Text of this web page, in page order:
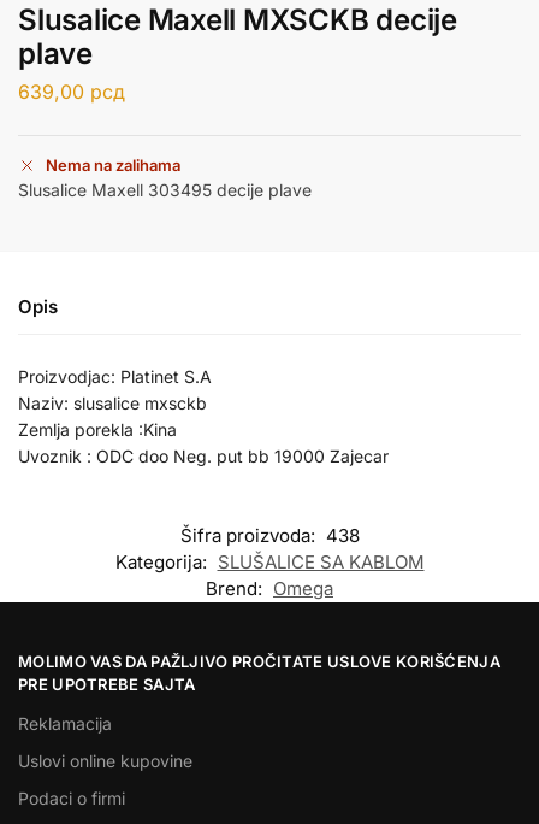
Slusalice Maxell MXSCKB decije
plave
639,00 рсд
Nema na zalihama
Slusalice Maxell 303495 decije plave
Opis
Proizvodjac: Platinet S.A
Naziv: slusalice mxsckb
Zemlja porekla :Kina
Uvoznik : ODC doo Neg. put bb 19000 Zajecar
Šifra proizvoda: 438
Kategorija: SLUŠALICE SA KABLOM
Brend: Omega
MOLIMO VAS DA PAŽLJIVO PROČITATE USLOVE KORIŠĆENJA
PRE UPOTREBE SAJTA
Reklamacija
Uslovi online kupovine
Podaci o firmi